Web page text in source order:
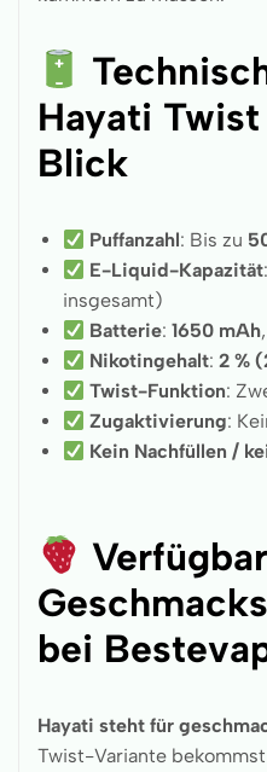
Hayati
Blick
Puffanzahl: Bis zu
E-Liquid-Kapazität
insgesamt)
Batterie:1650 mAh
Nikotingehalt:2 %
Twist-Funktion:
Zugaktivierung:
Kein Nachfüllen /
bei
Hayati steht für
Twist-Variante